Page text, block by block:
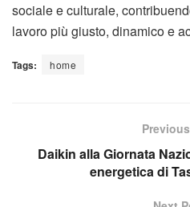
sociale e culturale,
lavoro più giusto, dinamico e
Tags: home
Daikin alla Giornata
energetica di